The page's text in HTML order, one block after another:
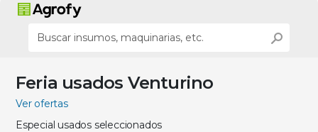
Feria usados Venturino
Ver ofertas
Especial usados seleccionados